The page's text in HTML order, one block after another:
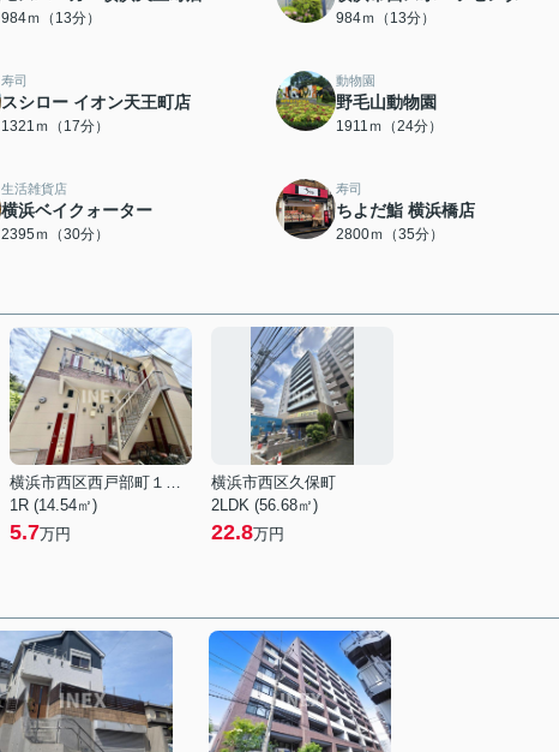
984ｍ（13分） 984ｍ（13分）
寿司
スシロー イオン天王町店
1321ｍ（17分）
動物園
野毛山動物園
1911ｍ（24分）
生活雑貨店
横浜ベイクォーター
2395ｍ（30分）
寿司
ちよだ鮨 横浜橋店
2800ｍ（35分）
横浜市西区西戸部町１丁目
1R (14.54㎡)
5.7万円
横浜市西区久保町
2LDK (56.68㎡)
22.8万円